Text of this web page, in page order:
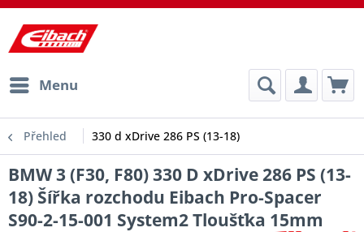
Menu
Přehled 330 d xDrive 286 PS (13-18)
BMW 3 (F30, F80) 330 D xDrive 286 PS (13-
18) Šířka rozchodu Eibach Pro-Spacer
S90-2-15-001 System2 Tloušťka 15mm